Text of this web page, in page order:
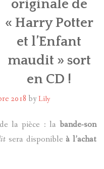
originale de
« Harry Potter
et l’Enfant
maudit » sort
en CD !
2018 by Lily
la pièce : la bande-son
sera disponible à l’achat